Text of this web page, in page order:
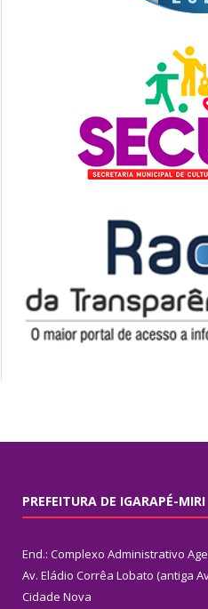
PREFEITURA DE IGARAPÉ-MIRI
End.: Complexo Administrativo
Av. Eládio Corrêa Lobato (antiga
Cidade Nova